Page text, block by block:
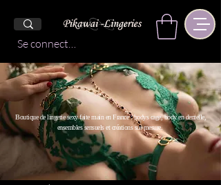
Se connecter
Boutique de lingerie sexy faite main en France : bodys cage, body en dentelle,
ensembles sensuels et créations sur-mesure.